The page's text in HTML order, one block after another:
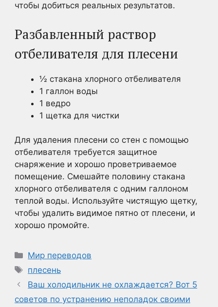
чтобы добиться реальных результатов.
Разбавленный раствор
отбеливателя для плесени
½ стакана хлорного отбеливателя
1 галлон воды
1 ведро
1 щетка для чистки
Для удаления плесени со стен с помощью
отбеливателя требуется защитное
снаряжение и хорошо проветриваемое
помещение. Смешайте половину стакана
хлорного отбеливателя с одним галлоном
теплой воды. Используйте чистящую щетку,
чтобы удалить видимое пятно от плесени, и
хорошо промойте.
Рубрики
Мир переводов
Метки
плесень
Ваш холодильник не охлаждается? Вот 5
советов по устранению неполадок своими